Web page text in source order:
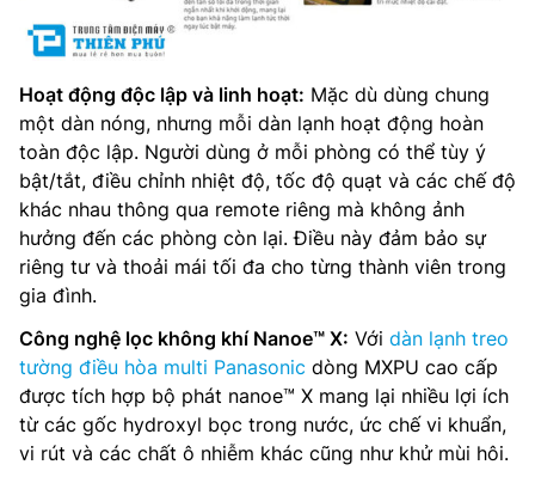
Hoạt động độc lập và linh hoạt: Mặc dù dùng chung
một dàn nóng, nhưng mỗi dàn lạnh hoạt động hoàn
toàn độc lập. Người dùng ở mỗi phòng có thể tùy ý
bật/tắt, điều chỉnh nhiệt độ, tốc độ quạt và các chế độ
khác nhau thông qua remote riêng mà không ảnh
hưởng đến các phòng còn lại. Điều này đảm bảo sự
riêng tư và thoải mái tối đa cho từng thành viên trong
gia đình.
Công nghệ lọc không khí Nanoe™ X: Với dàn lạnh treo
tường điều hòa multi Panasonic dòng MXPU cao cấp
được tích hợp bộ phát nanoe™ X mang lại nhiều lợi ích
từ các gốc hydroxyl bọc trong nước, ức chế vi khuẩn,
vi rút và các chất ô nhiễm khác cũng như khử mùi hôi.